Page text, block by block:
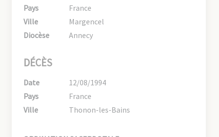
Pays
France
Ville
Margencel
Diocèse
Annecy
DÉCÈS
Date
12/08/1994
Pays
France
Ville
Thonon-les-Bains